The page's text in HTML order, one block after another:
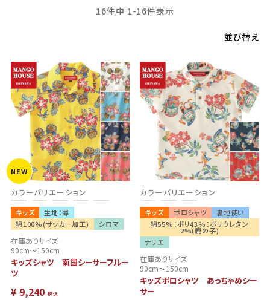
並び替え
16件中 1-16件表示
カラーバリエーション
キッズ
生地：薄
綿100%(サッカー加工)
シロマ
NEW
在庫ありサイズ
90cm～150cm
キッズシャツ 南国シーサーフルー
ツ
¥ 9,240 税込
カラーバリエーション
キッズ ポロシャツ
裏地使い
綿55%：ポリ43%：ポリウレタン
2%(鹿の子)
ナリエ
在庫ありサイズ
90cm～150cm
キッズポロシャツ あっちゃめシー
サー